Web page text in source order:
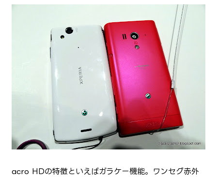
acro HDの特徴といえばガラケー機能。ワンセグ赤外